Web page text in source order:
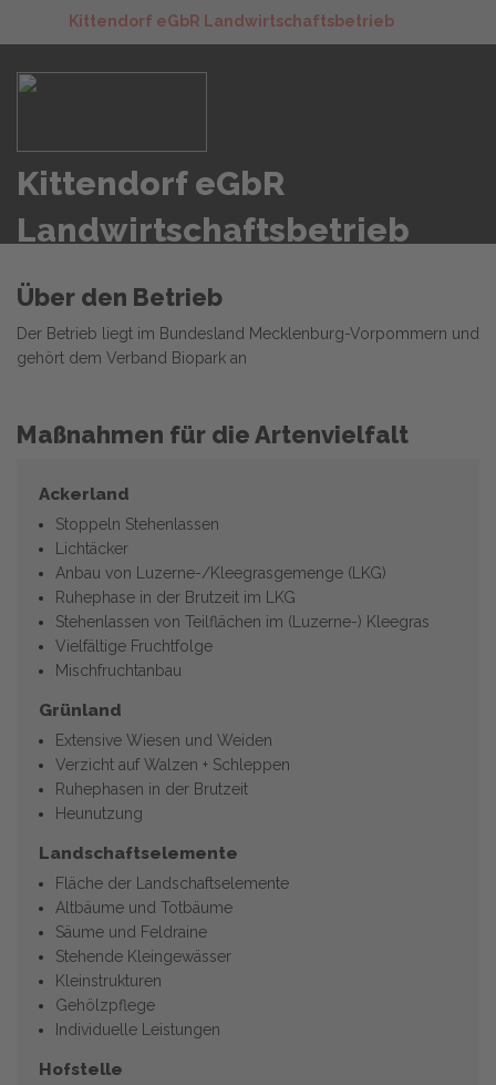
Kittendorf eGbR Landwirtschaftsbetrieb
Kittendorf eGbR
Landwirtschaftsbetrieb
Über den Betrieb
Der Betrieb liegt im Bundesland Mecklenburg-Vorpommern und
gehört dem Verband Biopark an
Maßnahmen für die Artenvielfalt
Ackerland
Stoppeln Stehenlassen
Lichtäcker
Anbau von Luzerne-/Kleegrasgemenge (LKG)
Ruhephase in der Brutzeit im LKG
Stehenlassen von Teilflächen im (Luzerne-) Kleegras
Vielfältige Fruchtfolge
Mischfruchtanbau
Grünland
Extensive Wiesen und Weiden
Verzicht auf Walzen + Schleppen
Ruhephasen in der Brutzeit
Heunutzung
Landschaftselemente
Fläche der Landschaftselemente
Altbäume und Totbäume
Säume und Feldraine
Stehende Kleingewässer
Kleinstrukturen
Gehölzpflege
Individuelle Leistungen
Hofstelle